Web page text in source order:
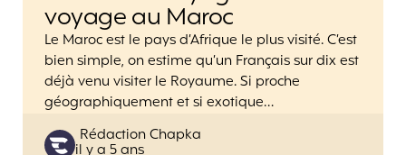
voyage au Maroc
Le Maroc est le pays d’Afrique le plus visité. C’est
bien simple, on estime qu’un Français sur dix est
déjà venu visiter le Royaume. Si proche
géographiquement et si exotique…
Posted
Rédaction Chapka